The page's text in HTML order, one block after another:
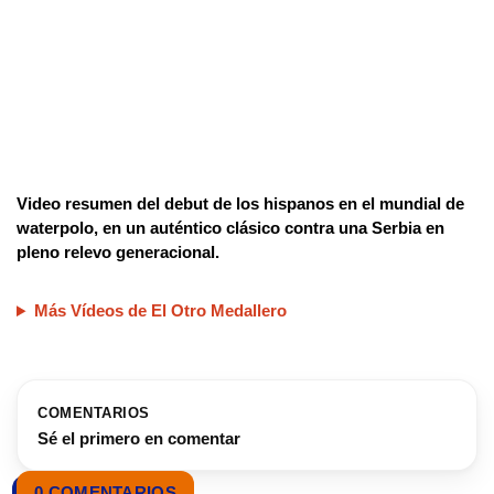
Video resumen del debut de los hispanos en el mundial de
waterpolo, en un auténtico clásico contra una Serbia en
pleno relevo generacional.
Más Vídeos de El Otro Medallero
COMENTARIOS
Sé el primero en comentar